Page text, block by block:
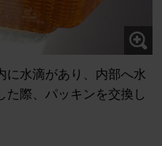
に水滴があり、内部へ水
た際、パッキンを交換し